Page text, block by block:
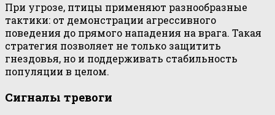
При угрозе, птицы применяют разнообразные
тактики: от демонстрации агрессивного
поведения до прямого нападения на врага. Такая
стратегия позволяет не только защитить
гнездовья, но и поддерживать стабильность
популяции в целом.
Сигналы тревоги